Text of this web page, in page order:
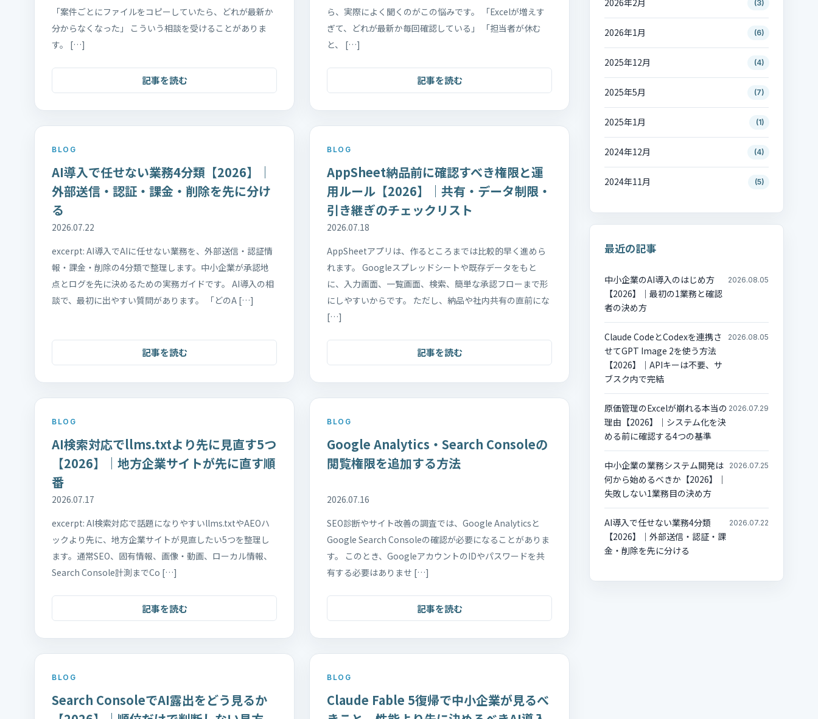
「案件ごとにファイルをコピーしていたら、どれが最新か
分からなくなった」 こういう相談を受けることがありま
す。 […]
記事を読む
ら、実際によく聞くのがこの悩みです。 「Excelが増えす
ぎて、どれが最新か毎回確認している」 「担当者が休む
と、 […]
記事を読む
BLOG
AI導入で任せない業務4分類【2026】｜
外部送信・認証・課金・削除を先に分け
る
2026.07.22
excerpt: AI導入でAIに任せない業務を、外部送信・認証情
報・課金・削除の4分類で整理します。中小企業が承認地
点とログを先に決めるための実務ガイドです。 AI導入の相
談で、最初に出やすい質問があります。 「どのA […]
記事を読む
BLOG
AppSheet納品前に確認すべき権限と運
用ルール【2026】｜共有・データ制限・
引き継ぎのチェックリスト
2026.07.18
AppSheetアプリは、作るところまでは比較的早く進めら
れます。 Googleスプレッドシートや既存データをもと
に、入力画面、一覧画面、検索、簡単な承認フローまで形
にしやすいからです。 ただし、納品や社内共有の直前にな
[…]
記事を読む
BLOG
AI検索対応でllms.txtより先に見直す5つ
【2026】｜地方企業サイトが先に直す順
番
2026.07.17
excerpt: AI検索対応で話題になりやすいllms.txtやAEOハ
ックより先に、地方企業サイトが見直したい5つを整理し
ます。通常SEO、固有情報、画像・動画、ローカル情報、
Search Console計測までCo […]
記事を読む
BLOG
Google Analytics・Search Consoleの
閲覧権限を追加する方法
2026.07.16
SEO診断やサイト改善の調査では、Google Analyticsと
Google Search Consoleの確認が必要になることがありま
す。 このとき、GoogleアカウントのIDやパスワードを共
有する必要はありませ […]
記事を読む
BLOG
Search ConsoleでAI露出をどう見るか
BLOG
Claude Fable 5復帰で中小企業が見るべ
2026年2月 (3)
2026年1月 (6)
2025年12月 (4)
2025年5月 (7)
2025年1月 (1)
2024年12月 (4)
2024年11月 (5)
最近の記事
中小企業のAI導入のはじめ方
【2026】｜最初の1業務と確認
者の決め方
2026.08.05
Claude CodeとCodexを連携さ
せてGPT Image 2を使う方法
【2026】｜APIキーは不要、サ
ブスク内で完結
2026.08.05
原価管理のExcelが崩れる本当の
理由【2026】｜システム化を決
める前に確認する4つの基準
2026.07.29
中小企業の業務システム開発は
何から始めるべきか【2026】｜
失敗しない1業務目の決め方
2026.07.25
AI導入で任せない業務4分類
【2026】｜外部送信・認証・課
金・削除を先に分ける
2026.07.22